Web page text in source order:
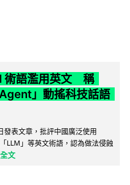
術語濫用英文 稱
」動搖科技話語
發表文章，批評中國廣泛使用
LLM」等英文術語，認為做法侵蝕
文